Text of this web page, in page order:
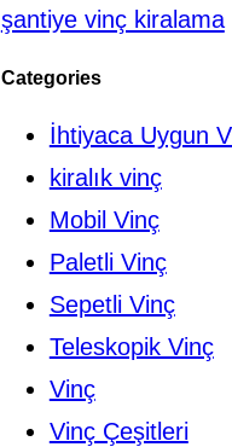
şantiye vinç kiralama
Categories
İhtiyaca Uygun
kiralık vinç
Mobil Vinç
Paletli Vinç
Sepetli Vinç
Teleskopik Vinç
Vinç
Vinç Çeşitleri